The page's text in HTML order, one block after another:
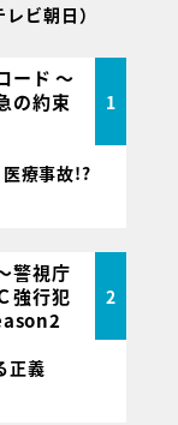
レビ朝日）
ード ～
の約束
1
療事故!?
警視庁
強行犯
2
正義